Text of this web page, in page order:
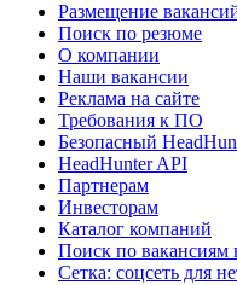
Размещение
Поиск по резюме
О компании
Наши вакансии
Реклама на сайте
Требования к ПО
Безопасный
HeadHunter API
Партнерам
Инвесторам
Каталог компаний
Поиск по вакансиям
Сетка: соцсеть для